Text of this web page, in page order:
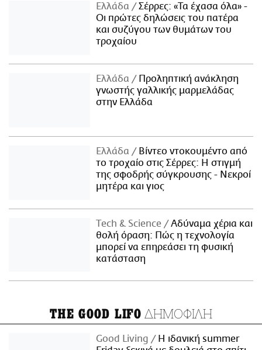
Ελλάδα
Σέρρες: «Τα έχασα όλα» -
Οι πρώτες δηλώσεις του πατέρα
και συζύγου των θυμάτων του
τροχαίου
Ελλάδα
Προληπτική ανάκληση
γνωστής γαλλικής μαρμελάδας
στην Ελλάδα
Ελλάδα
Βίντεο ντοκουμέντο από
το τροχαίο στις Σέρρες: Η στιγμή
της σφοδρής σύγκρουσης - Νεκροί
μητέρα και γιος
Τech & Science
Αδύναμα χέρια και
θολή όραση: Πώς η τεχνολογία
μπορεί να επηρεάσει τη φυσική
κατάσταση
THE GOOD LIFO ΔΗΜΟΦΙΛΗ
Good Living
Η ιδανική summer